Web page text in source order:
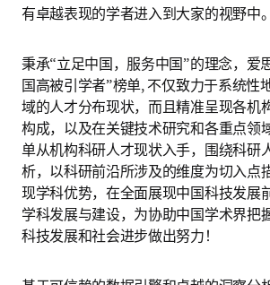
有卓越表现的学者进入到大家的视野中。
秉承“立足中国，服务中国”的理念，爱
国高被引学者”榜单, 不仅致力于系统性
域的人才分布现状，而且精准呈现各机
构成，以及在关键技术研究和各重点领
单从机构科研人才现状入手，围绕科研
析，以科研前沿所涉及的维度为切入点
现学科优势，在全面展现中国科技发展
学科发展与建设，为协助中国学术界把
科技发展和社会进步做出努力！